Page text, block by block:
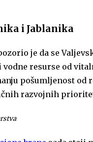
i Jablanika
je da se
resurse od
pošumljenost od
razvojnih